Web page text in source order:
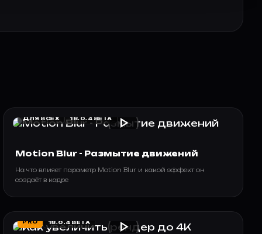
play_arrow
ДЛЯ ВСЕХ 18.0.4 BETA
Motion Blur - Размытие движений
На что влияет параметр Motion Blur и какой эффект он
создаёт в кадре
play_arrow
PRO 18.0.4 BETA